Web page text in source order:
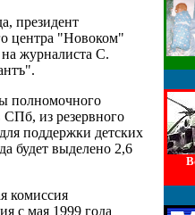
президент
центра "Новоком"
журналиста С.
полномочного
СПб, из резервного
поддержки детских
будет выделено 2,6
комиссия
с мая 1999 года